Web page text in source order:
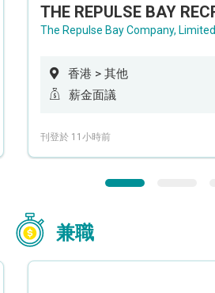
The Repulse Bay Company, Limited
香港 > 其他
薪金面議
刊登於 11小時前
兼職